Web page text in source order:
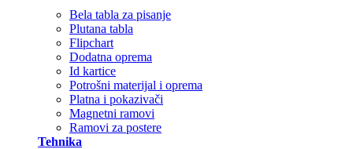
Bela tabla za pisanje
Plutana tabla
Flipchart
Dodatna oprema
Id kartice
Potrošni materijal i oprema
Platna i pokazivači
Magnetni ramovi
Ramovi za postere
Tehnika